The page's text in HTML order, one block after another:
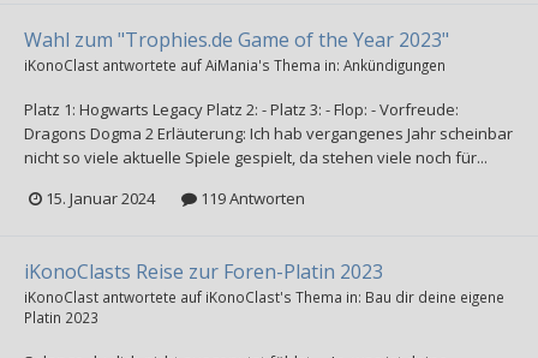
Wahl zum "Trophies.de Game of the Year 2023"
iKonoClast antwortete aufAiMania's Thema in: Ankündigungen
Platz 1: Hogwarts Legacy Platz 2: - Platz 3: - Flop: - Vorfreude:
Dragons Dogma 2 Erläuterung: Ich hab vergangenes Jahr scheinbar
nicht so viele aktuelle Spiele gespielt, da stehen viele noch für...
15. Januar 2024
119 Antworten
iKonoClasts Reise zur Foren-Platin 2023
iKonoClast antwortete auf iKonoClast's Thema in: Bau dir deine eigene
Platin 2023